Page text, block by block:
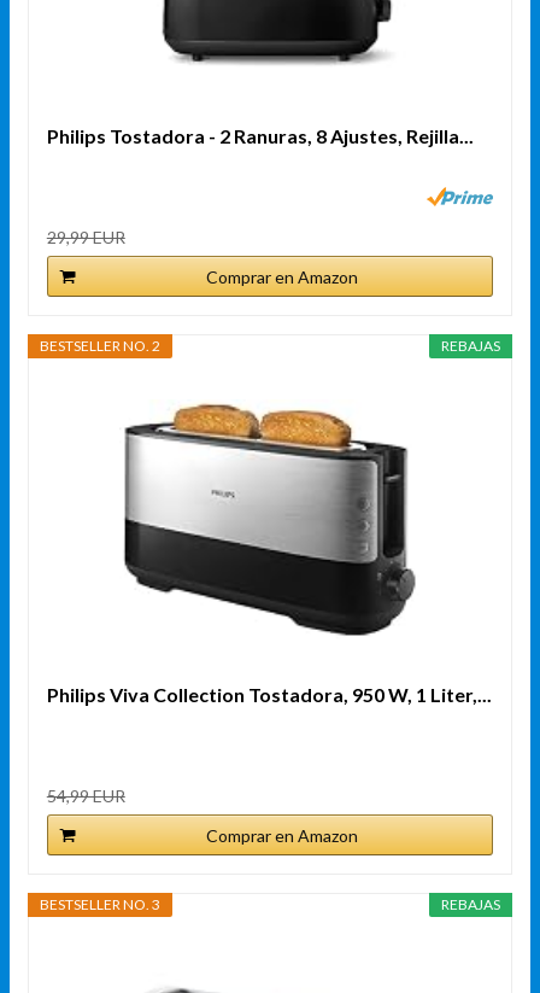
Philips Tostadora - 2 Ranuras, 8 Ajustes, Rejilla...
29,99 EUR
Comprar en Amazon
REBAJAS
BESTSELLER NO. 2
Philips Viva Collection Tostadora, 950 W, 1 Liter,...
54,99 EUR
Comprar en Amazon
REBAJAS
BESTSELLER NO. 3